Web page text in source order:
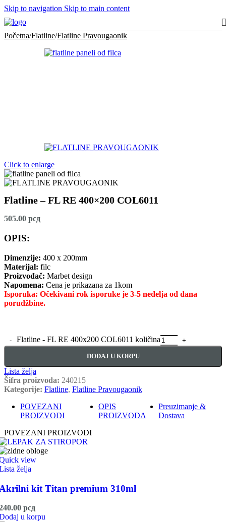
Skip to navigation Skip to main content
Početna/Flatline/Flatline Pravougaonik
Click to enlarge
Flatline – FL RE 400×200 COL6011
505.00 рсд
OPIS:
Dimenzije: 400 x 200mm
Materijal: filc
Proizvođač: Marbet design
Napomena: Cena je prikazana za 1kom
Isporuka: Očekivani rok isporuke je 3-5 nedelja od dana
porudžbine.
Flatline - FL RE 400x200 COL6011 količina
DODAJ U KORPU
Lista želja
Šifra proizvoda: 240215
Kategorije: Flatline, Flatline Pravougaonik
POVEZANI
PROIZVODI
OPIS
PROIZVODA
Preuzimanje &
Dostava
POVEZANI PROIZVODI
view
želja
kit Titan premium 310ml
рсд
u korpu